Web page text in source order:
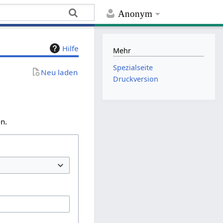
Anonym
Hilfe
Neu laden
Mehr
Spezialseite
Druckversion